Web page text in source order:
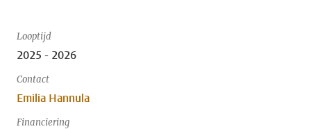
Looptijd
2025 - 2026
Contact
Emilia Hannula
Financiering